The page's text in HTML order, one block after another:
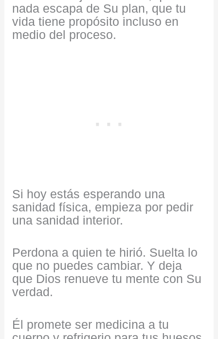
nada escapa de Su plan, que tu
vida tiene propósito incluso en
medio del proceso.
Si hoy estás esperando una
sanidad física, empieza por pedir
una sanidad interior.
Perdona a quien te hirió. Suelta lo
que no puedes cambiar. Y deja
que Dios renueve tu mente con Su
verdad.
Él promete ser medicina a tu